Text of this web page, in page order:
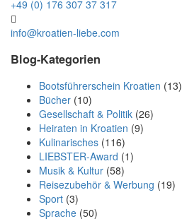
+49 (0) 176 307 37 317
info@kroatien-liebe.com
Blog-Kategorien
Bootsführerschein Kroatien (13)
Bücher (10)
Gesellschaft & Politik (26)
Heiraten in Kroatien (9)
Kulinarisches (116)
LIEBSTER-Award (1)
Musik & Kultur (58)
Reisezubehör & Werbung (19)
Sport (3)
Sprache (50)